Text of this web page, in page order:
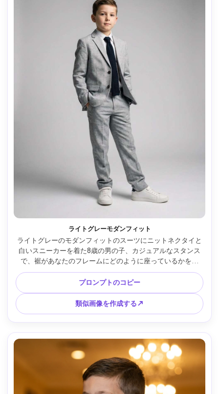
ライトグレーモダンフィット
ライトグレーのモダンフィットのスーツにニットネクタイと
白いスニーカーを着た8歳の男の子、カジュアルなスタンス
で、裾があなたのフレームにどのように座っているかを示
し、明確な体のプロポーションテスト。設定: 微妙なグラデ
ーションを備えたすっきりとしたスタジオ背景、ソフトボッ
クス照明、Canon R6 50mm、中央構成、自然な影、リアルな
ファブリック織り --ar 4:5
プロンプトのコピー
類似画像を作成する↗